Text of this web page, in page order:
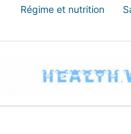
Régime et nutrition